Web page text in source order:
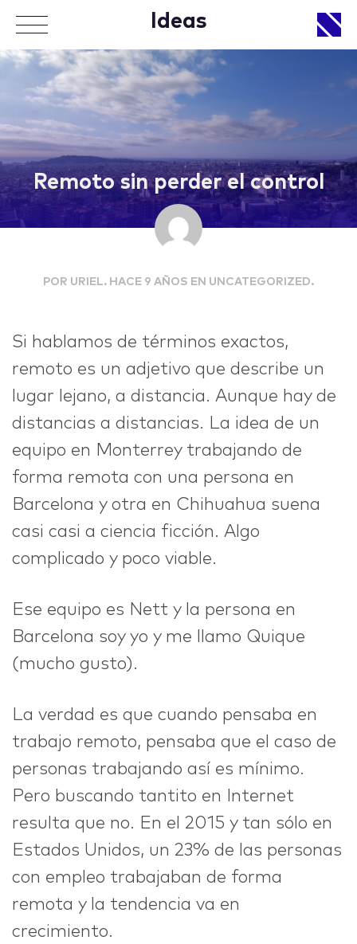
Ideas
Remoto sin perder el control
POR URIEL. HACE 9 AÑOS EN UNCATEGORIZED.
Si hablamos de términos exactos,
remoto es un adjetivo que describe un
lugar lejano, a distancia. Aunque hay de
distancias a distancias. La idea de un
equipo en Monterrey trabajando de
forma remota con una persona en
Barcelona y otra en Chihuahua suena
casi casi a ciencia ficción. Algo
complicado y poco viable.
Ese equipo es Nett y la persona en
Barcelona soy yo y me llamo Quique
(mucho gusto).
La verdad es que cuando pensaba en
trabajo remoto, pensaba que el caso de
personas trabajando así es mínimo.
Pero buscando tantito en Internet
resulta que no. En el 2015 y tan sólo en
Estados Unidos, un 23% de las personas
con empleo trabajaban de forma
remota y la tendencia va en
crecimiento.
APPROACH
WORKS
IDEAS
ABOUT
CONTACT